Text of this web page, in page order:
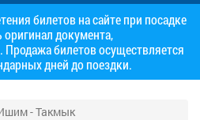
билетов на сайте при посадке
документа,
билетов осуществляется
дней до поездки.
- Такмык